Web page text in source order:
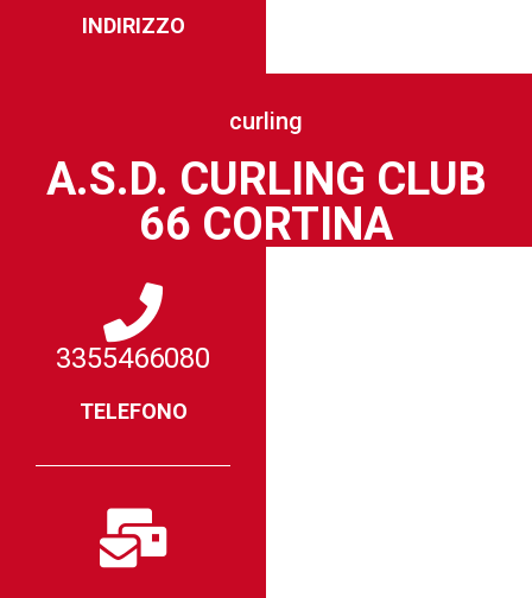
INDIRIZZO
curling
A.S.D. CURLING CLUB
66 CORTINA
3355466080
TELEFONO